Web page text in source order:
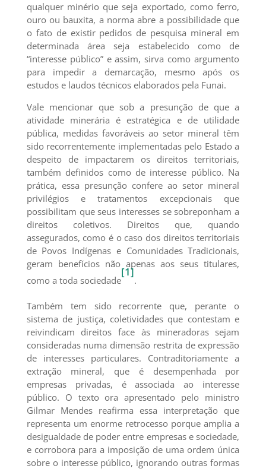
qualquer minério que seja exportado, como ferro,
ouro ou bauxita, a norma abre a possibilidade que
o fato de existir pedidos de pesquisa mineral em
determinada área seja estabelecido como de
“interesse público” e assim, sirva como argumento
para impedir a demarcação, mesmo após os
estudos e laudos técnicos elaborados pela Funai.
Vale mencionar que sob a presunção de que a
atividade minerária é estratégica e de utilidade
pública, medidas favoráveis ao setor mineral têm
sido recorrentemente implementadas pelo Estado a
despeito de impactarem os direitos territoriais,
também definidos como de interesse público. Na
prática, essa presunção confere ao setor mineral
privilégios e tratamentos excepcionais que
possibilitam que seus interesses se sobreponham a
direitos coletivos. Direitos que, quando
assegurados, como é o caso dos direitos territoriais
de Povos Indígenas e Comunidades Tradicionais,
geram benefícios não apenas aos seus titulares,
como a toda sociedade
[1]
.
Também tem sido recorrente que, perante o
sistema de justiça, coletividades que contestam e
reivindicam direitos face às mineradoras sejam
consideradas numa dimensão restrita de expressão
de interesses particulares. Contraditoriamente a
extração mineral, que é desempenhada por
empresas privadas, é associada ao interesse
público. O texto ora apresentado pelo ministro
Gilmar Mendes reafirma essa interpretação que
representa um enorme retrocesso porque amplia a
desigualdade de poder entre empresas e sociedade,
e corrobora para a imposição de uma ordem única
sobre o interesse público, ignorando outras formas